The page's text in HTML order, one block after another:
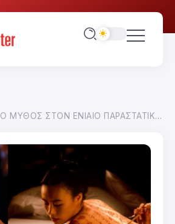
Ο ΜΥΘΟΣ ΣΤΟΝ ΕΝΙΑΙΟ ΠΑΡΑΣΤΑΤΙΚΟ ΧΩΡΟ ΑΑ ΠΕΡΙΕΧΟΜΕΝΑ